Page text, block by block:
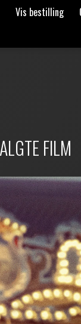
Vis bestilling